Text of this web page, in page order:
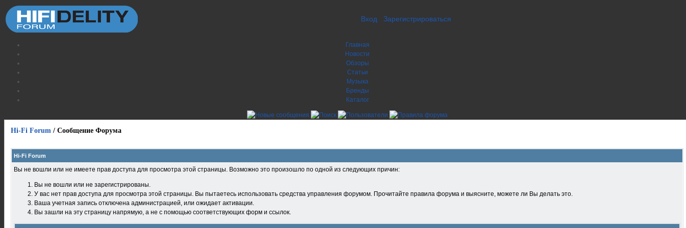
Вход Зарегистрироваться
Главная
Новости
Обзоры
Статьи
Музыка
Бренды
Каталог
Hi-Fi Forum / Сообщение Форума
Hi-Fi Forum
Вы не вошли или не имеете прав доступа для просмотра этой страницы. Возможно это произошло по одной из следующих причин:
Вы не вошли или не зарегистрированы.
У вас нет прав доступа для просмотра этой страницы. Вы пытаетесь использовать средства управления форумом. Прочитайте правила форума и выясните, можете ли Вы делать это.
Ваша учетная запись отключена администрацией, или ожидает активации.
Вы зашли на эту страницу напрямую, а не с помощью соответствующих форм и ссылок.